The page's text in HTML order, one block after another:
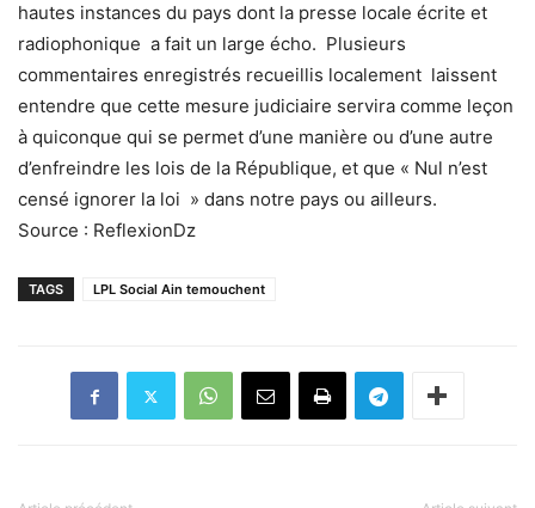
hautes instances du pays dont la presse locale écrite et
radiophonique a fait un large écho. Plusieurs
commentaires enregistrés recueillis localement laissent
entendre que cette mesure judiciaire servira comme leçon
à quiconque qui se permet d’une manière ou d’une autre
d’enfreindre les lois de la République, et que « Nul n’est
censé ignorer la loi » dans notre pays ou ailleurs.
Source : ReflexionDz
TAGS LPL Social Ain temouchent